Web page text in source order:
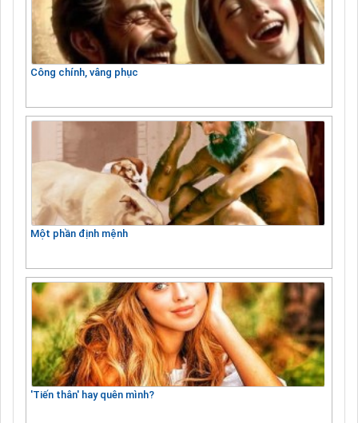
Công chính, vâng phục
Một phần định mệnh
'Tiến thân' hay quên mình?